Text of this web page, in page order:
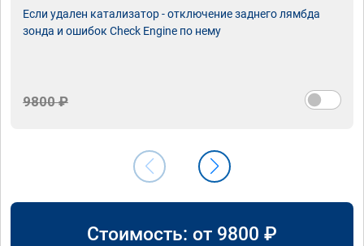
Если удален катализатор - отключение заднего лямбда
зонда и ошибок Check Engine по нему
9800 ₽
Стоимость: от 9800 ₽